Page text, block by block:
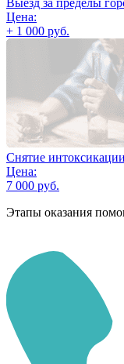
Цена:
+ 1 000 руб.
Снятие
Цена:
7 000 руб.
Этапы оказания